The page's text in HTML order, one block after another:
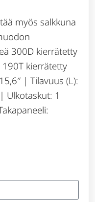
myös salkkuna
300D kierrätetty
kierrätetty
| Tilavuus (L):
Ulkotaskut: 1